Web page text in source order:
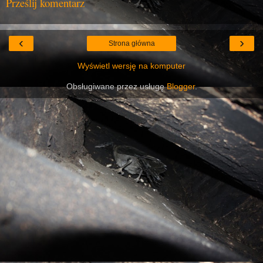
‹ ›
Strona główna
Wyświetl wersję na komputer
Obsługiwane przez usługęBlogger.